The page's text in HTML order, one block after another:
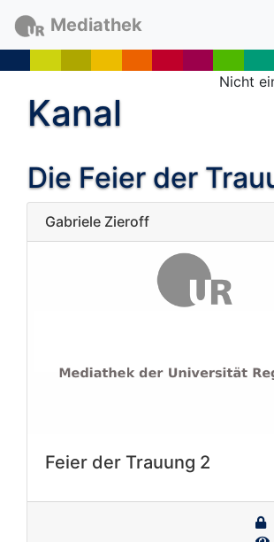
Mediathek
Nicht
Kanal
Die Feier der
Gabriele Zieroff
Feier der Trauung 2